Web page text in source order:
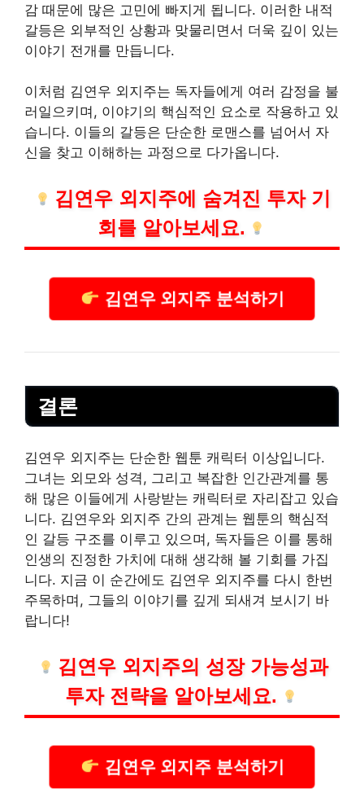
감 때문에 많은 고민에 빠지게 됩니다. 이러한 내적
갈등은 외부적인 상황과 맞물리면서 더욱 깊이 있는
이야기 전개를 만듭니다.
이처럼 김연우 외지주는 독자들에게 여러 감정을 불
러일으키며, 이야기의 핵심적인 요소로 작용하고 있
습니다. 이들의 갈등은 단순한 로맨스를 넘어서 자
신을 찾고 이해하는 과정으로 다가옵니다.
김연우 외지주에 숨겨진 투자 기
회를 알아보세요.
김연우 외지주 분석하기
결론
김연우 외지주는 단순한 웹툰 캐릭터 이상입니다.
그녀는 외모와 성격, 그리고 복잡한 인간관계를 통
해 많은 이들에게 사랑받는 캐릭터로 자리잡고 있습
니다. 김연우와 외지주 간의 관계는 웹툰의 핵심적
인 갈등 구조를 이루고 있으며, 독자들은 이를 통해
인생의 진정한 가치에 대해 생각해 볼 기회를 가집
니다. 지금 이 순간에도 김연우 외지주를 다시 한번
주목하며, 그들의 이야기를 깊게 되새겨 보시기 바
랍니다!
김연우 외지주의 성장 가능성과
투자 전략을 알아보세요.
김연우 외지주 분석하기